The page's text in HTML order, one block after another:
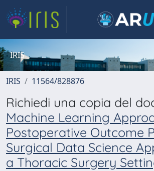
IRIS
IRIS 11564/828876
Richiedi una copia del
Machine Learning
Postoperative Outcome
Surgical Data Science
a Thoracic Surgery